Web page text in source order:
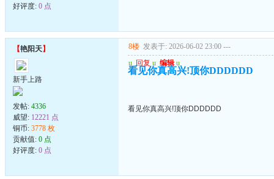
好评度: 0 点
【艳阳天】
新手上路
发帖: 4336
威望: 12221 点
铜币: 3778 枚
贡献值: 0 点
好评度: 0 点
8楼 发表于: 2026-06-02 23:00 ---
u 回复 u 编辑 u
看见你真高兴!顶你DDDDDD
看见你真高兴!顶你DDDDDD